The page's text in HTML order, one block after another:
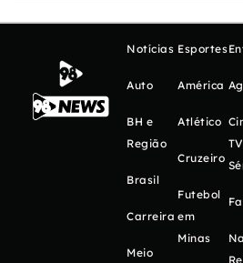
Notícias
Auto
BH e
Região
Brasil
Carreira
Meio
Esportes
América
Atlético
Cruzeiro
Futebol
em
Minas